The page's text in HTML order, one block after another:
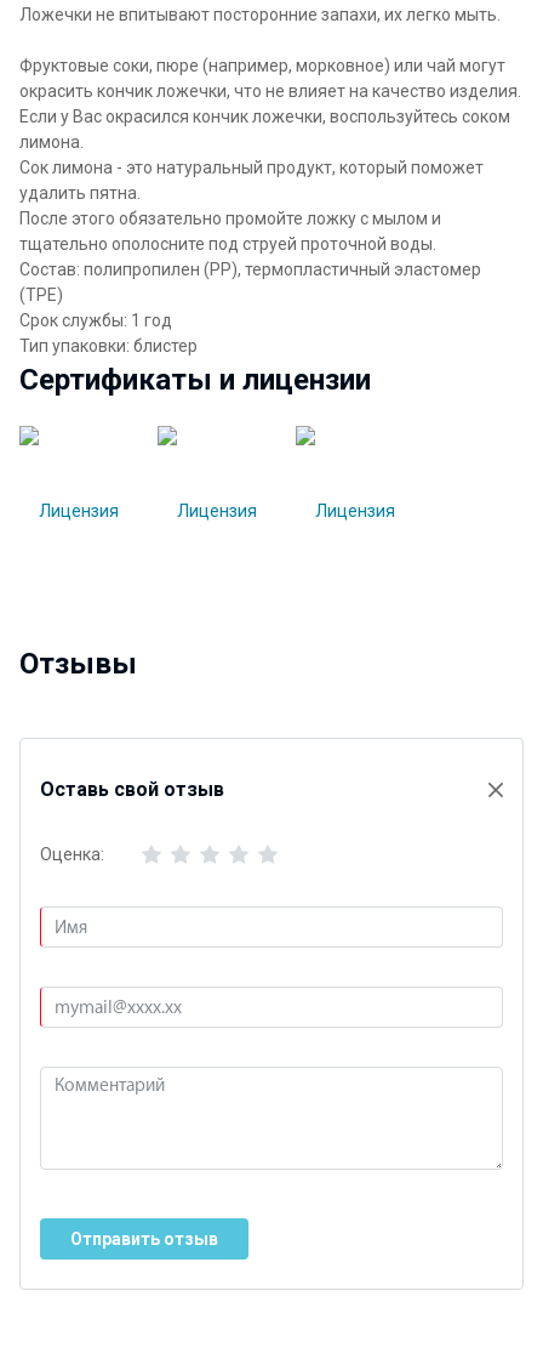
Ложечки не впитывают посторонние запахи, их легко мыть.
Фруктовые соки, пюре (например, морковное) или чай могут
окрасить кончик ложечки, что не влияет на качество изделия.
Если у Вас окрасился кончик ложечки, воспользуйтесь соком
лимона.
Сок лимона - это натуральный продукт, который поможет
удалить пятна.
После этого обязательно промойте ложку с мылом и
тщательно ополосните под струей проточной воды.
Состав: полипропилен (PP), термопластичный эластомер
(TPE)
Срок службы: 1 год
Тип упаковки: блистер
Сертификаты и лицензии
Отзывы
Оставь свой отзыв
Оценка:
Отправить отзыв